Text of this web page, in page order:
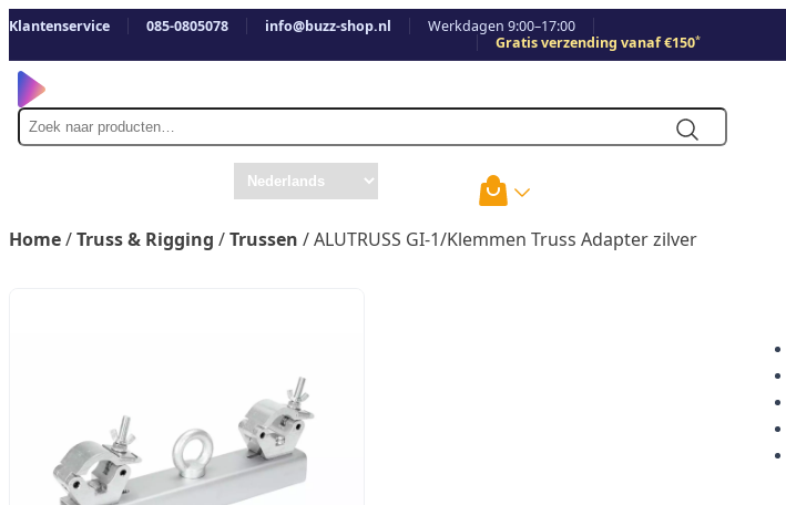
Klantenservice 085-0805078 info@buzz-shop.nl
Werkdagen 9:00–17:00
Gratis verzending vanaf €150*
Zoek
naar
Home/Truss & Rigging /Trussen / ALUTRUSS GI-1/Klemmen Truss Adapter zilver